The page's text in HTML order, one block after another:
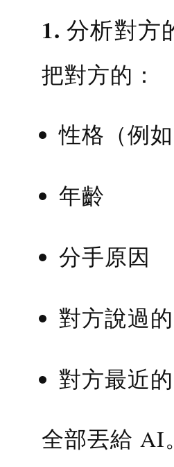
1. 分析對方
把對方的：
性格（例
年齡
分手原因
對方說過
對方最近
全部丟給 AI。